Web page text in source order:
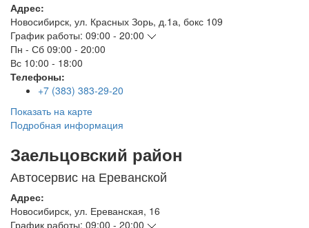
Адрес:
Новосибирск, ул. Красных Зорь, д.1а, бокс 109
График работы: 09:00 - 20:00
Пн - Сб 09:00 - 20:00
Вс 10:00 - 18:00
Телефоны:
+7 (383) 383-29-20
Показать на карте
Подробная информация
Заельцовский район
Автосервис на Ереванской
Адрес:
Новосибирск, ул. Ереванская, 16
График работы: 09:00 - 20:00